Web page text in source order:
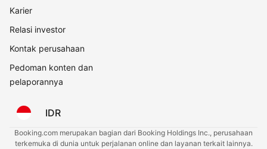
Karier
Relasi investor
Kontak perusahaan
Pedoman konten dan
pelaporannya
IDR
Booking.com merupakan bagian dari Booking Holdings Inc., perusahaan
terkemuka di dunia untuk perjalanan online dan layanan terkait lainnya.